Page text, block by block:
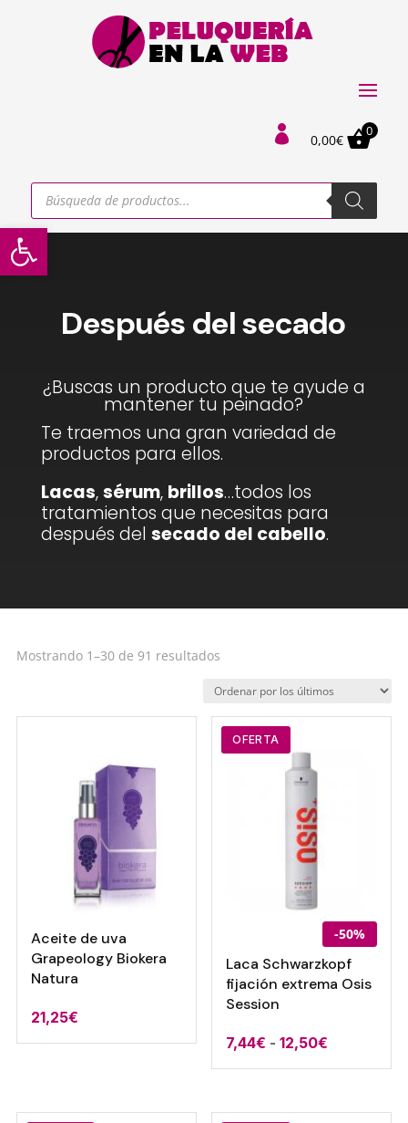
Abrir barra de herramientas
 0,00€
0
Búsqueda
productos
Después del secado
¿Buscas un producto que te ayude a
mantener tu peinado?
Te traemos una gran variedad de
productos para ellos.
Lacas,sérum, brillos…todos los
tratamientos que necesitas para
después del secado del cabello.
Mostrando 1–30 de 91 resultadosOrdenado
los
últimos
Aceite de uva
Grapeology Biokera
Natura
21,25€
OFERTA
-50%
Laca Schwarzkopf
fijación extrema Osis
Session
7,44€ - 12,50€
de
desde